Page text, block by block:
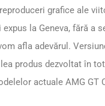
grafice ale
la Geneva, fără a
afla adevărul.
produs dezvoltat în
actuale AMG GT